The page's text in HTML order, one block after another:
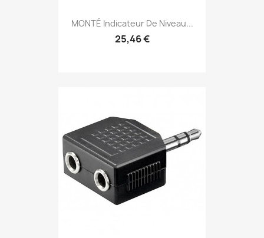
MONTÉ Indicateur De Niveau...
25,46 €